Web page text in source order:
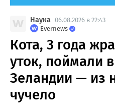
Наука 06.08.2026 в 22:43
Evernews
Кота, 3 года
уток, поймали
Зеландии — из
чучело